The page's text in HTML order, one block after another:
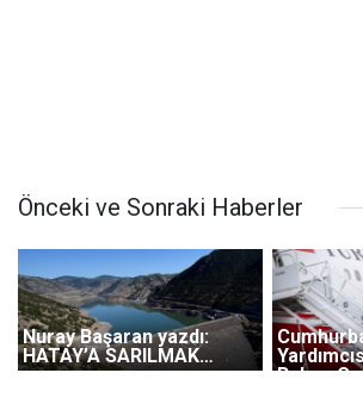
Önceki ve Sonraki Haberler
Nuray Başaran yazdı:
HATAY’A SARILMAK…
Bakan